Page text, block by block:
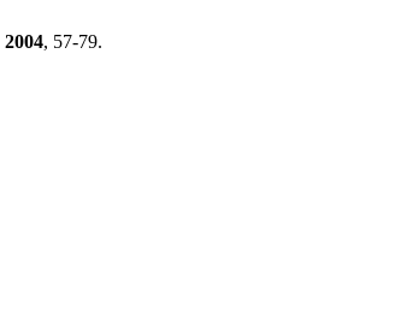
2004, 57-79.